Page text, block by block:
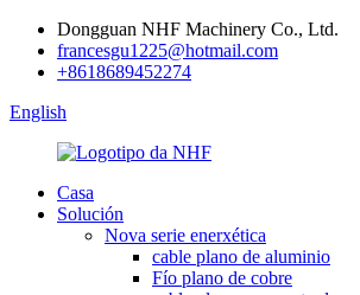
Dongguan NHF Machinery Co., Ltd.
francesgu1225@hotmail.com
+8618689452274
English
Casa
Solución
Nova serie enerxética
cable plano de aluminio
Fío plano de cobre